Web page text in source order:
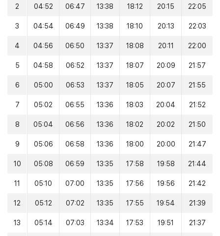
2 04:52 06:47 13:38 18:12 20:15 22:05
3 04:54 06:49 13:38 18:10 20:13 22:03
4 04:56 06:50 13:37 18:08 20:11 22:00
5 04:58 06:52 13:37 18:07 20:09 21:57
6 05:00 06:53 13:37 18:05 20:07 21:55
7 05:02 06:55 13:36 18:03 20:04 21:52
8 05:04 06:56 13:36 18:02 20:02 21:50
9 05:06 06:58 13:36 18:00 20:00 21:47
10 05:08 06:59 13:35 17:58 19:58 21:44
11 05:10 07:00 13:35 17:56 19:56 21:42
12 05:12 07:02 13:35 17:55 19:54 21:39
13 05:14 07:03 13:34 17:53 19:51 21:37